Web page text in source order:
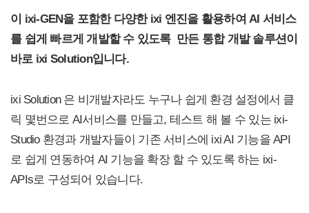
이 ixi-GEN을 포함한 다양한 ixi 엔진을 활용하여 AI 서비스
를 쉽게 빠르게 개발할 수 있도록 만든 통합 개발 솔루션이
바로 ixi Solution입니다.
ixi Solution 은 비개발자라도 누구나 쉽게 환경 설정에서 클
릭 몇번으로 AI서비스를 만들고, 테스트 해 볼 수 있는 ixi-
Studio 환경과 개발자들이 기존 서비스에 ixi AI 기능을 API
로 쉽게 연동하여 AI 기능을 확장 할 수 있도록 하는 ixi-
APIs로 구성되어 있습니다.